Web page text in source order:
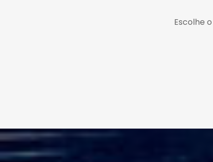
Escolhe